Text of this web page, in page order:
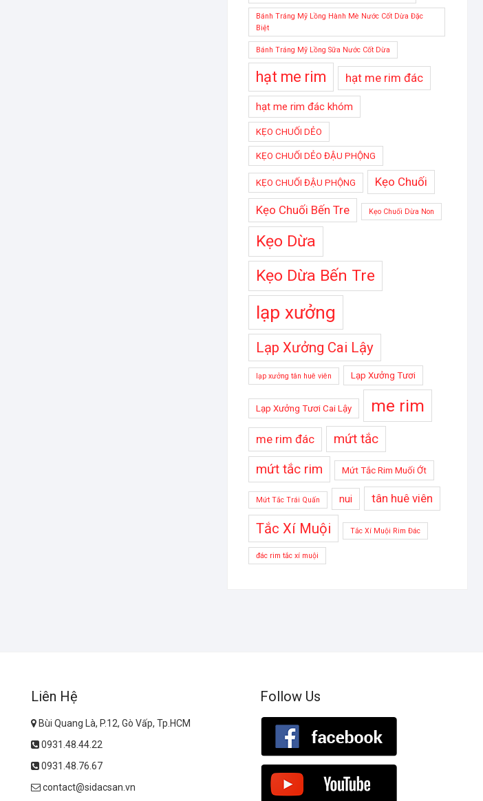
Bánh Tráng Mỹ Lồng Hành Mè Nước Cốt Dừa Đặc
Biệt
Bánh Tráng Mỹ Lồng Sữa Nước Cốt Dừa
hạt me rim hạt me rim đác
hạt me rim đác khóm
KẸO CHUỐI DẺO
KẸO CHUỐI DẺO ĐẬU PHỘNG
KẸO CHUỐI ĐẬU PHỘNG Kẹo Chuối
Kẹo Chuối Bến Tre Kẹo Chuối Dừa Non
Kẹo Dừa
Kẹo Dừa Bến Tre
lạp xưởng
Lạp Xưởng Cai Lậy
lạp xưởng tân huê viên Lạp Xưởng Tươi
Lạp Xưởng Tươi Cai Lậy me rim
me rim đác
mứt tắc
mứt tắc rim
Mứt Tắc Rim Muối Ớt
Mứt Tắc Trái Quấn nui tân huê viên
Tắc Xí Muội Tắc Xí Muội Rim Đác
đác rim tắc xí muội
Liên Hệ
Bùi Quang Là, P.12, Gò Vấp, Tp.HCM
0931.48.44.22
0931.48.76.67
contact@sidacsan.vn
Follow Us